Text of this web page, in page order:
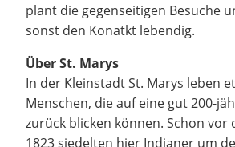
plant die gegenseitigen Besuche
sonst den Konatkt lebendig.
Über St. Marys
In der Kleinstadt St. Marys leben
Menschen, die auf eine gut 200-
zurück blicken können. Schon vor
1823 siedelten hier Indianer um